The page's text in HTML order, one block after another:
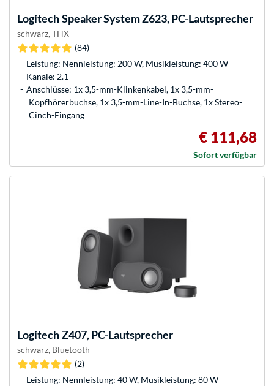
LogitechSpeaker System Z623, PC-Lautsprecher
schwarz, THX
(84)
Leistung: Nennleistung: 200 W, Musikleistung: 400 W
Kanäle: 2.1
Anschlüsse: 1x 3,5-mm-Klinkenkabel, 1x 3,5-mm-
Kopfhörerbuchse, 1x 3,5-mm-Line-In-Buchse, 1x Stereo-
Cinch-Eingang
€ 111,68
Sofort verfügbar
LogitechZ407, PC-Lautsprecher
schwarz, Bluetooth
(2)
Leistung: Nennleistung: 40 W, Musikleistung: 80 W